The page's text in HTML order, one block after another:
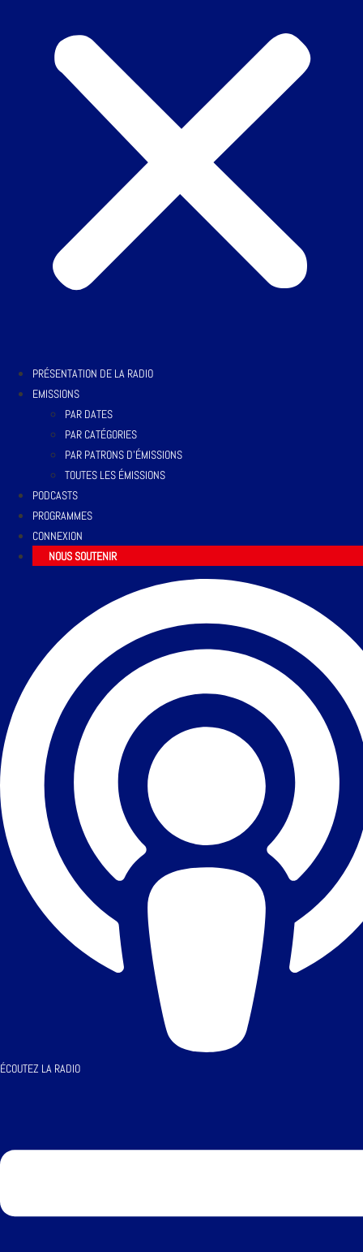
PRÉSENTATION DE LA RADIO
EMISSIONS
PAR DATES
PAR CATÉGORIES
PAR PATRONS D’ÉMISSIONS
TOUTES LES ÉMISSIONS
PODCASTS
PROGRAMMES
CONNEXION
NOUS SOUTENIR
ÉCOUTEZ LA RADIO